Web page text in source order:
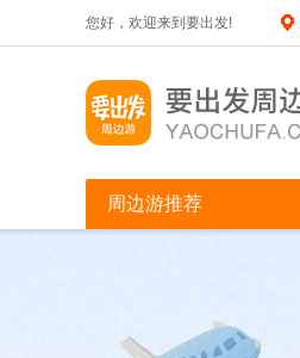
您好，欢迎来到要出发!
周边游推荐